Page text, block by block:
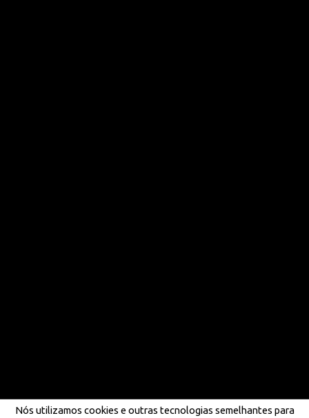
Nós utilizamos cookies e outras tecnologias semelhantes para